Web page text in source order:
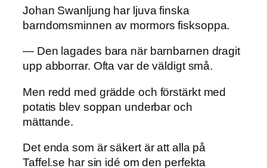
Johan Swanljung har ljuva finska
barndomsminnen av mormors fisksoppa.
— Den lagades bara när barnbarnen dragit
upp abborrar. Ofta var de väldigt små.
Men redd med grädde och förstärkt med
potatis blev soppan underbar och
mättande.
Det enda som är säkert är att alla på
Taffel.se har sin idé om den perfekta